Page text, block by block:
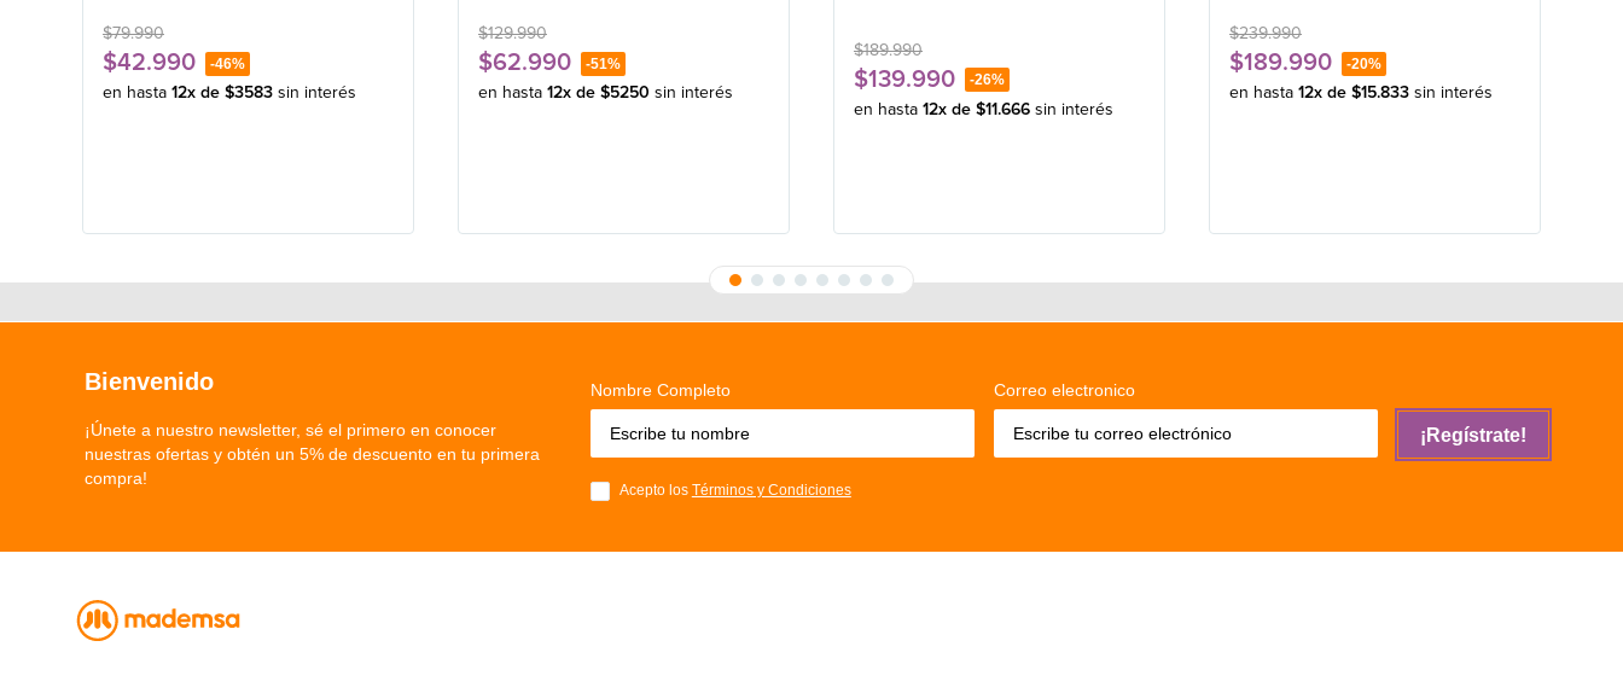
$79.990
$42.990 -46%
en hasta 12x de $3583 sin interés
$129.990
$62.990 -51%
en hasta 12x de $5250 sin interés
$189.990
$139.990 -26%
en hasta 12x de $11 .666 sin interés
$239.990
$189.990 -20%
en hasta 12x de $15.833 sin interés
Bienvenido
¡Únete a nuestro newsletter, sé el primero en conocer
nuestras ofertas y obtén un 5% de descuento en tu primera
compra!
Nombre Completo Correo electronico
Acepto los Términos y Condiciones
¡Regístrate!